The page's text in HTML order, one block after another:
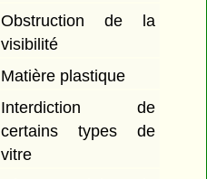
Obstruction de la
visibilité
Matière plastique
Interdiction de
certains types de
vitre